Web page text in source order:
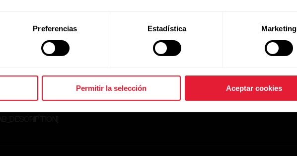
Preferencias Estadística Marketing
Permitir la selección Aceptar cookies
TAB_DESCRIPTION]
TAB_DESCRIPTION]